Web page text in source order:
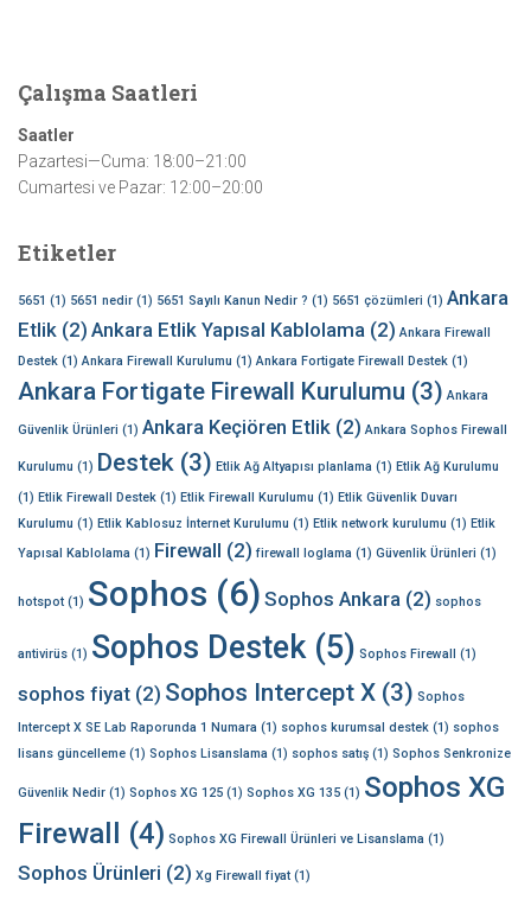
Çalışma Saatleri
Saatler
Pazartesi—Cuma: 18:00–21:00
Cumartesi ve Pazar: 12:00–20:00
Etiketler
5651 (1) 5651 nedir (1) 5651 Sayılı Kanun Nedir ? (1) 5651 çözümleri (1) Ankara
Etlik (2) Ankara Etlik Yapısal Kablolama (2) Ankara Firewall
Destek (1) Ankara Firewall Kurulumu (1) Ankara Fortigate Firewall Destek (1)
Ankara Fortigate Firewall Kurulumu (3) Ankara
Güvenlik Ürünleri (1) Ankara Keçiören Etlik (2) Ankara Sophos Firewall
Kurulumu (1) Destek (3) Etlik Ağ Altyapısı planlama (1) Etlik Ağ Kurulumu
(1) Etlik Firewall Destek (1) Etlik Firewall Kurulumu (1) Etlik Güvenlik Duvarı
Kurulumu (1) Etlik Kablosuz İnternet Kurulumu (1) Etlik network kurulumu (1) Etlik
Yapısal Kablolama (1) Firewall (2) firewall loglama (1) Güvenlik Ürünleri (1)
hotspot (1) Sophos (6) Sophos Ankara (2) sophos
antivirüs (1) Sophos Destek(5) Sophos Firewall (1)
sophos fiyat (2) Sophos Intercept X (3) Sophos
Intercept X SE Lab Raporunda 1 Numara (1) sophos kurumsal destek (1) sophos
lisans güncelleme (1) Sophos Lisanslama (1) sophos satış (1) Sophos Senkronize
Güvenlik Nedir (1) Sophos XG 125 (1) Sophos XG 135 (1) Sophos XG
Firewall
(4) Sophos XG Firewall Ürünleri ve Lisanslama (1)
Sophos Ürünleri (2) Xg Firewall fiyat (1)